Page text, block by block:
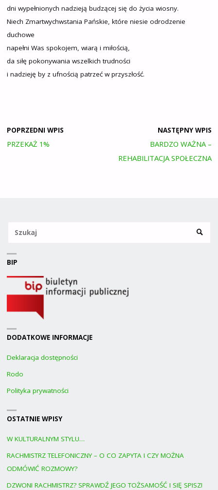
dni wypełnionych nadzieją budzącej się do życia wiosny.
Niech Zmartwychwstania Pańskie, które niesie odrodzenie
duchowe
napełni Was spokojem, wiarą i miłością,
da siłę pokonywania wszelkich trudności
i nadzieję by z ufnością patrzeć w przyszłość.
POPRZEDNI WPIS
PRZEKAŻ 1%
NASTĘPNY WPIS
BARDZO WAŻNA –
REHABILITACJA SPOŁECZNA
BIP
DODATKOWE INFORMACJE
Deklaracja dostępności
Rodo
Polityka prywatności
OSTATNIE WPISY
W KULTURALNYM STYLU…
RACHMISTRZ TELEFONICZNY – O CO ZAPYTA I CZY MOŻNA
ODMÓWIĆ ROZMOWY?
DZWONI RACHMISTRZ? SPRAWDŹ JEGO TOŻSAMOŚĆ I SIĘ SPISZ!